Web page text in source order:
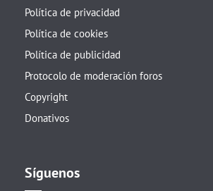
Política de privacidad
Política de cookies
Política de publicidad
Protocolo de moderación foros
Copyright
Donativos
Síguenos